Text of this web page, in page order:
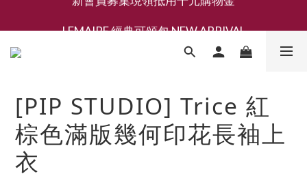
香氛 / 家居 / 餐廚 [ 全館折上兩件9折，三件享85折 】
[PIP STUDIO] Trice 紅
棕色滿版幾何印花長袖上
衣